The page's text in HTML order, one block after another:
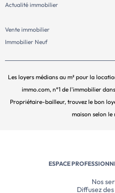
Actualité immobilier
Vente immobilier
Immobilier Neuf
Les loyers médians au m² pour la
immo.com, n°1 de l'immobilier
Propriétaire-bailleur, trouvez le bon
maison selon le
ESPACE
Nos
Diffusez